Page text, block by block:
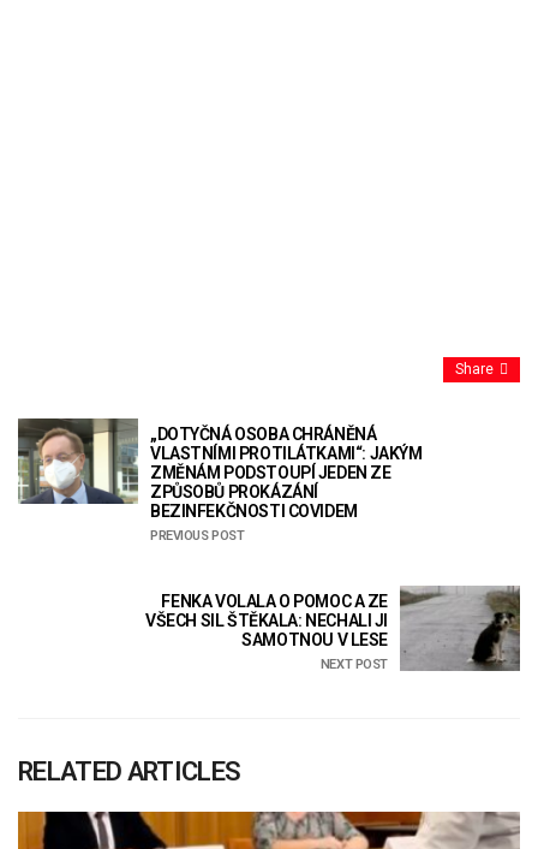
Share
„DOTYČNÁ OSOBA CHRÁNĚNÁ
VLASTNÍMI PROTILÁTKAMI“: JAKÝM
ZMĚNÁM PODSTOUPÍ JEDEN ZE
ZPŮSOBŮ PROKÁZÁNÍ
BEZINFEKČNOSTI COVIDEM
PREVIOUS POST
FENKA VOLALA O POMOC A ZE
VŠECH SIL ŠTĚKALA: NECHALI JI
SAMOTNOU V LESE
NEXT POST
RELATED ARTICLES